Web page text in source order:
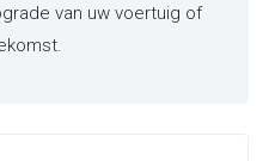
van uw voertuig of